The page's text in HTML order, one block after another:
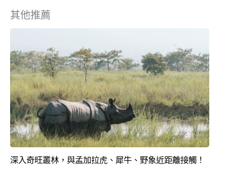
其他推薦
深入奇旺叢林，與孟加拉虎、犀牛、野象近距離接觸！